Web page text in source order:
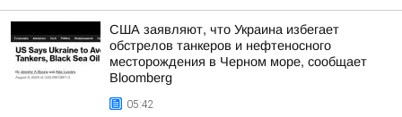
США заявляют, что Украина избегает
обстрелов танкеров и нефтеносного
месторождения в Черном море, сообщает
Bloomberg
05:42